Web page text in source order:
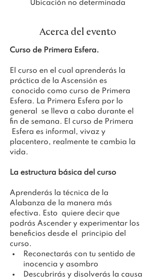
Ubicación no determinada
Acerca del evento
Curso de Primera Esfera.
El curso en el cual aprenderás la
práctica de la Ascensión es
conocido como curso de Primera
Esfera. La Primera Esfera por lo
general  se lleva a cabo durante el
fin de semana. El curso de Primera
Esfera es informal, vivaz y
placentero, realmente te cambia la
vida.
La estructura básica del curso
Aprenderás la técnica de la
Alabanza de la manera más
efectiva. Esto  quiere decir que
podrás Ascender y experimentar los
beneficios desde el  principio del
curso.
Reconectarás con tu sentido de
inocencia y asombro
Descubrirás y disolverás la causa